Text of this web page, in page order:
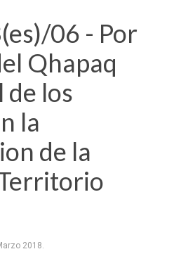
06 - Por
Qhapaq
de los
la
de la
2018.